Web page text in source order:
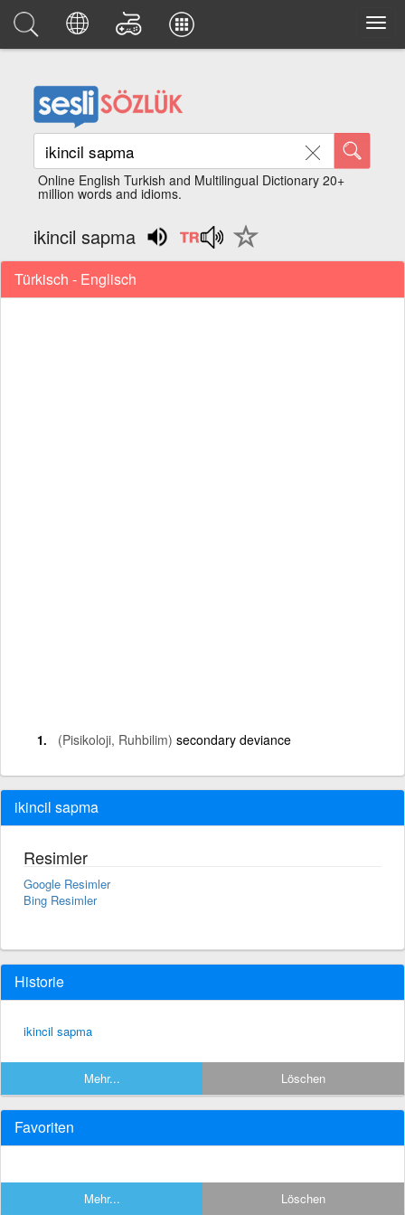
Online English Turkish and Multilingual Dictionary 20+
million words and idioms.
ikincil sapma
Türkisch - Englisch
(Pisikoloji, Ruhbilim) secondary deviance
ikincil sapma
Resimler
Google Resimler
Bing Resimler
Historie
ikincil sapma
Mehr... Löschen
Favoriten
Mehr... Löschen